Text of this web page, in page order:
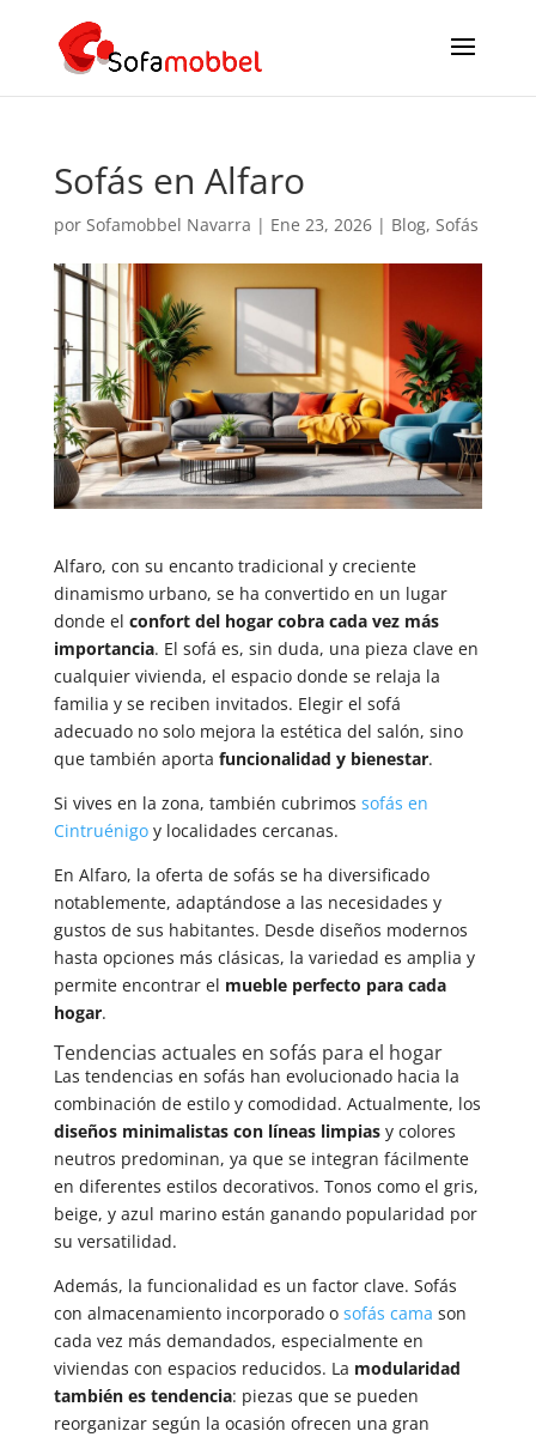
Sofás en Alfaro
por Sofamobbel Navarra | Ene 23, 2026| Blog, Sofás
Alfaro, con su encanto tradicional y creciente
dinamismo urbano, se ha convertido en un lugar
donde el confort del hogar cobra cada vez más
importancia. El sofá es, sin duda, una pieza clave en
cualquier vivienda, el espacio donde se relaja la
familia y se reciben invitados. Elegir el sofá
adecuado no solo mejora la estética del salón, sino
que también aporta funcionalidad y bienestar.
Si vives en la zona, también cubrimos sofás en
Cintruénigoy localidades cercanas.
En Alfaro, la oferta de sofás se ha diversificado
notablemente, adaptándose a las necesidades y
gustos de sus habitantes. Desde diseños modernos
hasta opciones más clásicas, la variedad es amplia y
permite encontrar el mueble perfecto para cada
hogar.
Tendencias actuales en sofás para el hogar
Las tendencias en sofás han evolucionado hacia la
combinación de estilo y comodidad. Actualmente, los
diseños minimalistas con líneas limpiasy colores
neutros predominan, ya que se integran fácilmente
en diferentes estilos decorativos. Tonos como el gris,
beige, y azul marino están ganando popularidad por
su versatilidad.
Además, la funcionalidad es un factor clave. Sofás
con almacenamiento incorporado o sofás cama son
cada vez más demandados, especialmente en
viviendas con espacios reducidos. La modularidad
también es tendencia: piezas que se pueden
reorganizar según la ocasión ofrecen una gran